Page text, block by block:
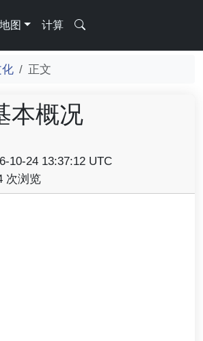
地图 计算
正文
本概况
10-24 13:37:12 UTC
次浏览